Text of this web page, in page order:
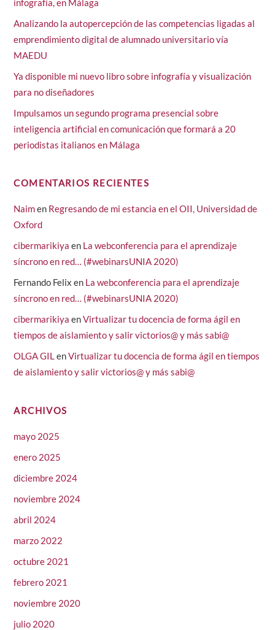
Analizando la autopercepción de las competencias ligadas al
emprendimiento digital de alumnado universitario vía
MAEDU
Ya disponible mi nuevo libro sobre infografía y visualización
para no diseñadores
Impulsamos un segundo programa presencial sobre
inteligencia artificial en comunicación que formará a 20
periodistas italianos en Málaga
COMENTARIOS RECIENTES
Naimen Regresando de mi estancia en el OII, Universidad de
Oxford
cibermarikiya en La webconferencia para el aprendizaje
síncrono en red… (#webinarsUNIA 2020)
Fernando Felix en La webconferencia para el aprendizaje
síncrono en red… (#webinarsUNIA 2020)
cibermarikiya enVirtualizar tu docencia de forma ágil en
tiempos de aislamiento y salir victorios@ y más sabi@
OLGA GILenVirtualizar tu docencia de forma ágil en tiempos
de aislamiento y salir victorios@ y más sabi@
ARCHIVOS
mayo 2025
enero 2025
diciembre 2024
noviembre 2024
abril 2024
marzo 2022
octubre 2021
febrero 2021
noviembre 2020
julio 2020